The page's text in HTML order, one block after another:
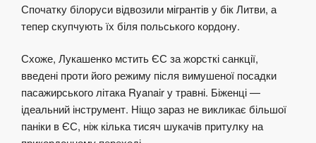
Спочатку білоруси відвозили мігрантів у бік Литви, а
тепер скупчують їх біля польського кордону.
Схоже, Лукашенко мстить ЄС за жорсткі санкції,
введені проти його режиму після вимушеної посадки
пасажирського літака Ryanair у травні. Біженці —
ідеальний інструмент. Ніщо зараз не викликає більшої
паніки в ЄС, ніж кілька тисяч шукачів притулку на